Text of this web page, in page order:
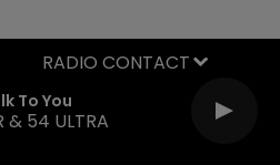
To You
& 54 ULTRA
RADIO CONTACT